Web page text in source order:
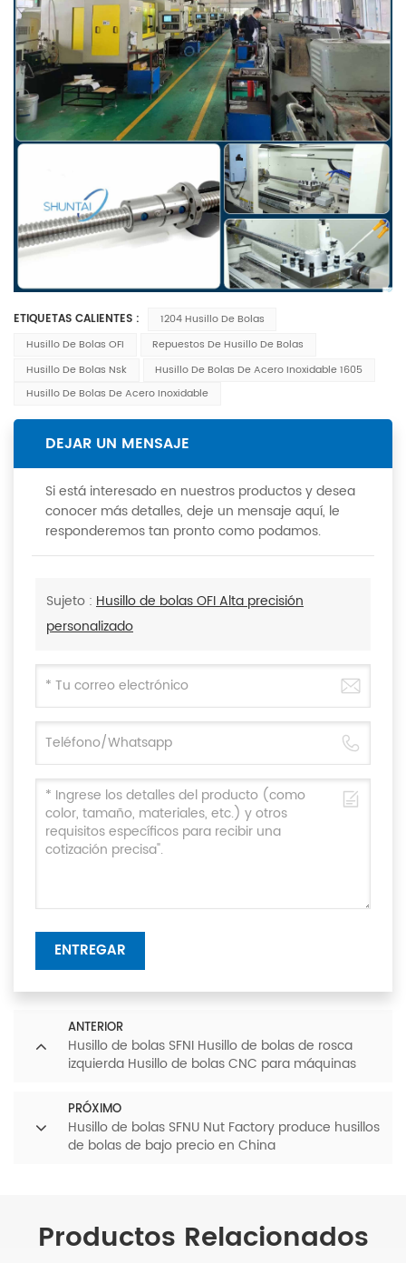
ETIQUETAS CALIENTES :
1204 Husillo De Bolas
Husillo De Bolas OFI
Repuestos De Husillo De Bolas
Husillo De Bolas Nsk
Husillo De Bolas De Acero Inoxidable 1605
Husillo De Bolas De Acero Inoxidable
DEJAR UN MENSAJE
Si está interesado en nuestros productos y desea
conocer más detalles, deje un mensaje aquí, le
responderemos tan pronto como podamos.
Sujeto : Husillo de bolas OFI Alta precisión
personalizado
ENTREGAR
ANTERIOR
Husillo de bolas SFNI Husillo de bolas de rosca
izquierda Husillo de bolas CNC para máquinas
brida
PRÓXIMO
Husillo de bolas SFNU Nut Factory produce husillos
de bolas de bajo precio en China
Productos Relacionados